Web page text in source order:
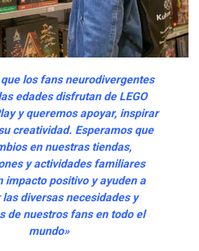
los fans neurodivergentes
edades disfrutan de LEGO
y queremos apoyar, inspirar
creatividad. Esperamos que
en nuestras tiendas,
y actividades familiares
impacto positivo y ayuden a
diversas necesidades y
de nuestros fans en todo el
mundo»